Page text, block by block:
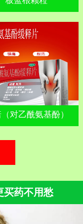
对乙酰氨基酚）
买药不用愁